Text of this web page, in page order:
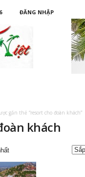
ĐĂNG NHẬP
gắn thẻ “resort cho đoàn khách”
khách